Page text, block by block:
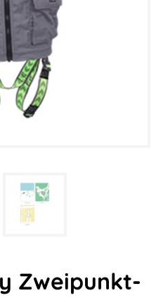
Zweipunkt-